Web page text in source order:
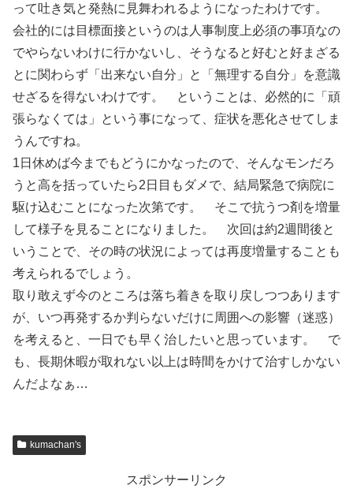
って吐き気と発熱に見舞われるようになったわけです。
会社的には目標面接というのは人事制度上必須の事項なの
でやらないわけに行かないし、そうなると好むと好まざる
とに関わらず「出来ない自分」と「無理する自分」を意識
せざるを得ないわけです。 ということは、必然的に「頑
張らなくては」という事になって、症状を悪化させてしま
うんですね。
1日休めば今までもどうにかなったので、そんなモンだろ
うと高を括っていたら2日目もダメで、結局緊急で病院に
駆け込むことになった次第です。 そこで抗うつ剤を増量
して様子を見ることになりました。 次回は約2週間後と
いうことで、その時の状況によっては再度増量することも
考えられるでしょう。
取り敢えず今のところは落ち着きを取り戻しつつあります
が、いつ再発するか判らないだけに周囲への影響（迷惑）
を考えると、一日でも早く治したいと思っています。 で
も、長期休暇が取れない以上は時間をかけて治すしかない
んだよなぁ…
kumachan's
スポンサーリンク